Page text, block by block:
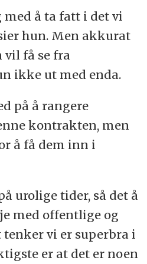
å ta fatt i det vi
hun. Men akkurat
vil få se fra
ikke ut med enda.
på å rangere
kontrakten, men
å få dem inn i
urolige tider, så det å
med offentlige og
vi er superbra i
er at det er noen